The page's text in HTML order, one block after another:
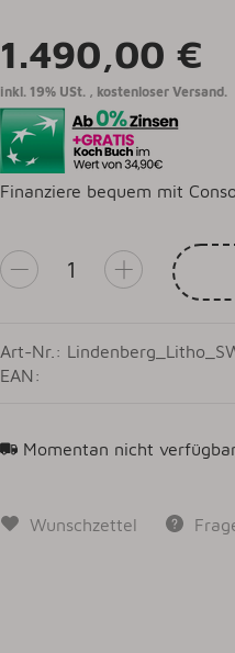
1.490,00 €
inkl. 19% USt. , kostenloser Versand.
Finanziere bequem mit
Art-Nr.:
EAN:
Momentan nicht
Wunschzettel